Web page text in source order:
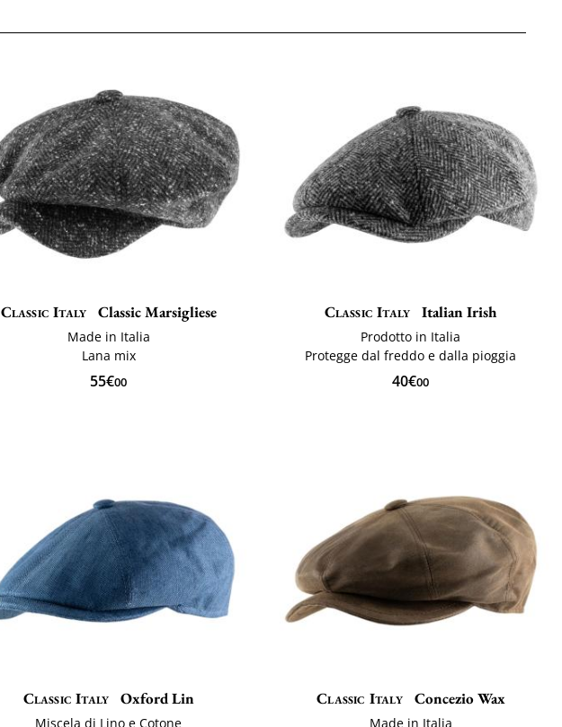
Classic Italy Classic Marsigliese
Made in Italia
Lana mix
55€00
Classic Italy Italian Irish
Prodotto in Italia
Protegge dal freddo e dalla pioggia
40€00
Classic Italy Oxford Lin
Miscela di Lino e Cotone
Classic Italy Concezio Wax
Made in Italia